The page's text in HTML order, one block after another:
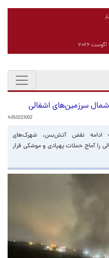
سرزمین‌های اشغالی
4050221002
به ادامه نقض آتش‌بس، شهرک‌های
را آماج حملات پهپادی و موشکی قرار